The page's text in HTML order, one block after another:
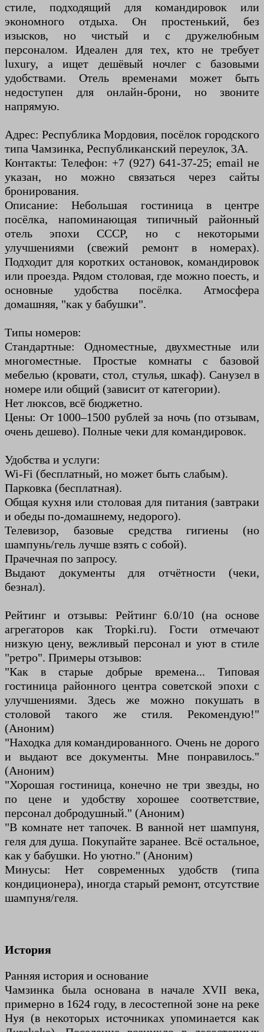
стиле, подходящий для командировок или
экономного отдыха. Он простенький, без
изысков, но чистый и с дружелюбным
персоналом. Идеален для тех, кто не требует
luxury, а ищет дешёвый ночлег с базовыми
удобствами. Отель временами может быть
недоступен для онлайн-брони, но звоните
напрямую.
Адрес: Республика Мордовия, посёлок городского
типа Чамзинка, Республиканский переулок, 3А.
Контакты: Телефон: +7 (927) 641-37-25; email не
указан, но можно связаться через сайты
бронирования.
Описание: Небольшая гостиница в центре
посёлка, напоминающая типичный районный
отель эпохи СССР, но с некоторыми
улучшениями (свежий ремонт в номерах).
Подходит для коротких остановок, командировок
или проезда. Рядом столовая, где можно поесть, и
основные удобства посёлка. Атмосфера
домашняя, "как у бабушки".
Типы номеров:
Стандартные: Одноместные, двухместные или
многоместные. Простые комнаты с базовой
мебелью (кровати, стол, стулья, шкаф). Санузел в
номере или общий (зависит от категории).
Нет люксов, всё бюджетно.
Цены: От 1000–1500 рублей за ночь (по отзывам,
очень дешево). Полные чеки для командировок.
Удобства и услуги:
Wi-Fi (бесплатный, но может быть слабым).
Парковка (бесплатная).
Общая кухня или столовая для питания (завтраки
и обеды по-домашнему, недорого).
Телевизор, базовые средства гигиены (но
шампунь/гель лучше взять с собой).
Прачечная по запросу.
Выдают документы для отчётности (чеки,
безнал).
Рейтинг и отзывы: Рейтинг 6.0/10 (на основе
агрегаторов как Tropki.ru). Гости отмечают
низкую цену, вежливый персонал и уют в стиле
"ретро". Примеры отзывов:
"Как в старые добрые времена... Типовая
гостиница районного центра советской эпохи с
улучшениями. Здесь же можно покушать в
столовой такого же стиля. Рекомендую!"
(Аноним)
"Находка для командированного. Очень не дорого
и выдают все документы. Мне понравилось."
(Аноним)
"Хорошая гостиница, конечно не три звезды, но
по цене и удобству хорошее соответствие,
персонал добродушный." (Аноним)
"В комнате нет тапочек. В ванной нет шампуня,
геля для душа. Покупайте заранее. Всё остальное,
как у бабушки. Но уютно." (Аноним)
Минусы: Нет современных удобств (типа
кондиционера), иногда старый ремонт, отсутствие
шампуня/геля.
История
Ранняя история и основание
Чамзинка была основана в начале XVII века,
примерно в 1624 году, в лесостепной зоне на реке
Нуя (в некоторых источниках упоминается как